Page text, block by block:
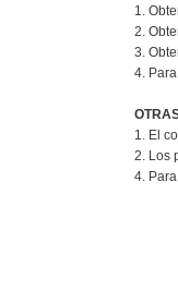
1.
2.
3.
4.
1. El
2. Los
4.